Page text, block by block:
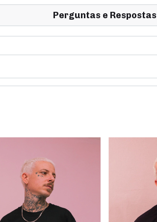
Perguntas e Respostas